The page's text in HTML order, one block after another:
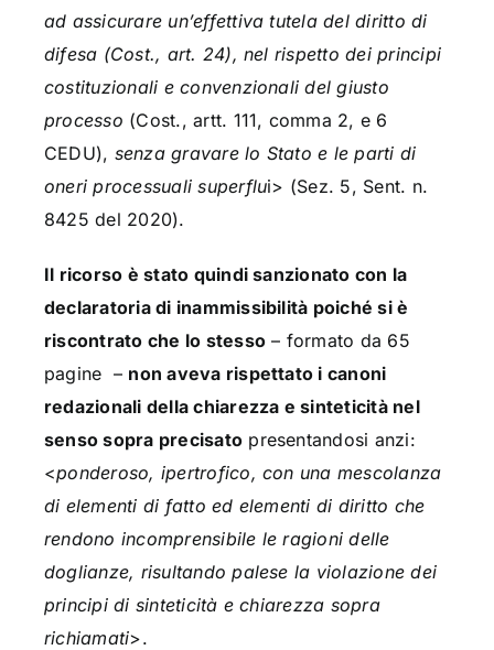
ad assicurare un’effettiva tutela del diritto di
difesa (Cost., art. 24), nel rispetto dei principi
costituzionali e convenzionali del giusto
processo (Cost., artt. 111, comma 2, e 6
CEDU), senza gravare lo Stato e le parti di
oneri processuali superflui> (Sez. 5, Sent. n.
8425 del 2020).
Il ricorso è stato quindi sanzionato con la
declaratoria di inammissibilità poiché si è
riscontrato che lo stesso – formato da 65
pagine – non aveva rispettato i canoni
redazionali della chiarezza e sinteticità nel
senso sopra precisato presentandosi anzi:
<ponderoso, ipertrofico, con una mescolanza
di elementi di fatto ed elementi di diritto che
rendono incomprensibile le ragioni delle
doglianze, risultando palese la violazione dei
principi di sinteticità e chiarezza sopra
richiamati>.